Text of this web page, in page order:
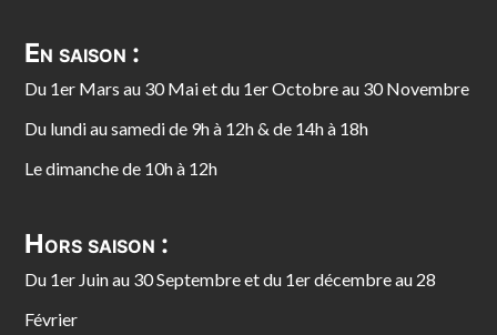
En saison :
Du 1er Mars au 30 Mai et du 1er Octobre au 30 Novembre
Du lundi au samedi de 9h à 12h & de 14h à 18h
Le dimanche de 10h à 12h
Hors saison :
Du 1er Juin au 30 Septembre et du 1er décembre au 28
Février